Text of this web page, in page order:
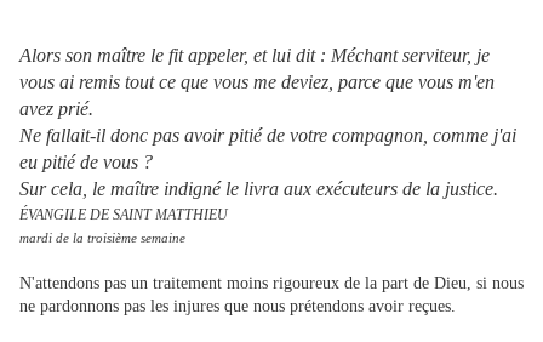
Alors son maître le fit appeler, et lui dit : Méchant serviteur, je
vous ai remis tout ce que vous me deviez, parce que vous m'en
avez prié.
Ne fallait-il donc pas avoir pitié de votre compagnon, comme j'ai
eu pitié de vous ?
Sur cela, le maître indigné le livra aux exécuteurs de la justice.
ÉVANGILE DE SAINT MATTHIEU
mardi de la troisième semaine
N'attendons pas un traitement moins rigoureux de la part de Dieu, si nous
ne pardonnons pas les injures que nous prétendons avoir reçues.